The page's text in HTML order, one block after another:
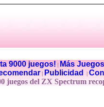
9000 juegos! Más Juegos
Publicidad
juegos del ZX Spectrum